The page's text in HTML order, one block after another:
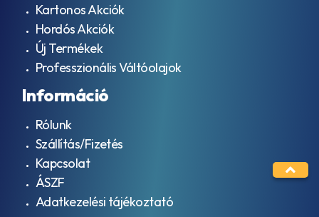
Kartonos Akciók
Hordós Akciók
Új Termékek
Professzionális Váltóolajok
Információ
Rólunk
Szállítás/Fizetés
Kapcsolat
ÁSZF
Adatkezelési tájékoztató